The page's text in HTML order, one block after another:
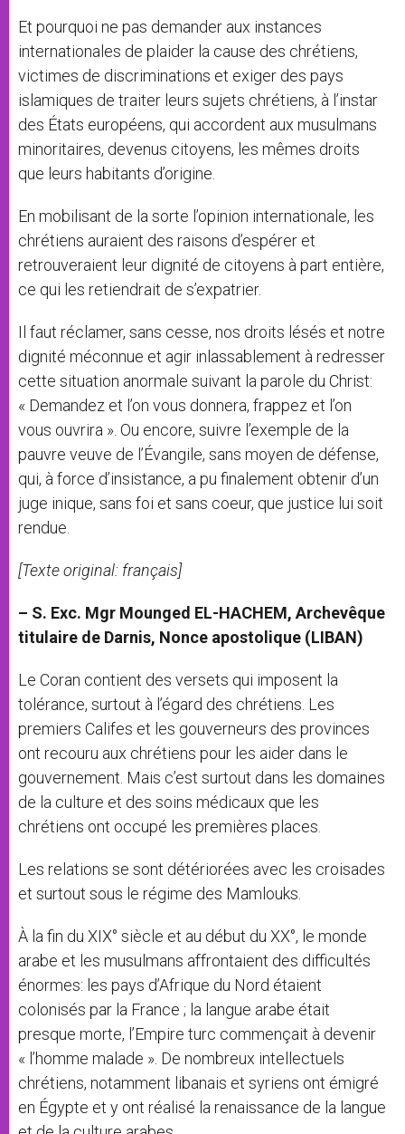
Et pourquoi ne pas demander aux instances
internationales de plaider la cause des chrétiens,
victimes de discriminations et exiger des pays
islamiques de traiter leurs sujets chrétiens, à l’instar
des États européens, qui accordent aux musulmans
minoritaires, devenus citoyens, les mêmes droits
que leurs habitants d’origine.
En mobilisant de la sorte l’opinion internationale, les
chrétiens auraient des raisons d’espérer et
retrouveraient leur dignité de citoyens à part entière,
ce qui les retiendrait de s’expatrier.
Il faut réclamer, sans cesse, nos droits lésés et notre
dignité méconnue et agir inlassablement à redresser
cette situation anormale suivant la parole du Christ:
« Demandez et l’on vous donnera, frappez et l’on
vous ouvrira ». Ou encore, suivre l’exemple de la
pauvre veuve de l’Évangile, sans moyen de défense,
qui, à force d’insistance, a pu finalement obtenir d’un
juge inique, sans foi et sans coeur, que justice lui soit
rendue.
[Texte original: français]
– S. Exc. Mgr Mounged EL-HACHEM, Archevêque
titulaire de Darnis, Nonce apostolique (LIBAN)
Le Coran contient des versets qui imposent la
tolérance, surtout à l’égard des chrétiens. Les
premiers Califes et les gouverneurs des provinces
ont recouru aux chrétiens pour les aider dans le
gouvernement. Mais c’est surtout dans les domaines
de la culture et des soins médicaux que les
chrétiens ont occupé les premières places.
Les relations se sont détériorées avec les croisades
et surtout sous le régime des Mamlouks.
À la fin du XIX° siècle et au début du XX°, le monde
arabe et les musulmans affrontaient des difficultés
énormes: les pays d’Afrique du Nord étaient
colonisés par la France ; la langue arabe était
presque morte, l’Empire turc commençait à devenir
« l’homme malade ». De nombreux intellectuels
chrétiens, notamment libanais et syriens ont émigré
en Égypte et y ont réalisé la renaissance de la langue